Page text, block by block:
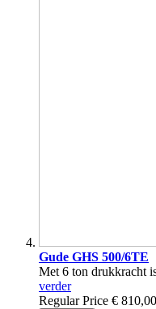
Gude GHS 500/6TE
Met 6 ton drukkracht
verder
Regular Price € 810,00